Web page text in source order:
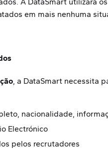
em mais nenhuma
, a DataSmart necessita
nacionalidade,
Electrónico
pelos recrutadores